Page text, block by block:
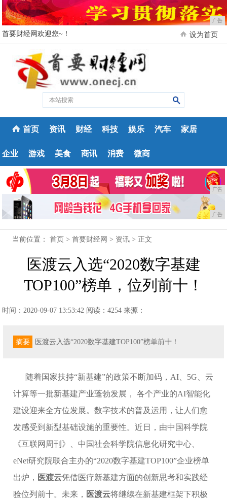
广告
首要财经网欢迎您~！ 设为首页
首页 资讯 财经 科技 娱乐 汽车 家居
企业 游戏 美食 商讯 消费 微商
广告
广告
当前位置：首页 >首要财经网 > 资讯 > 正文
医渡云入选“2020数字基建
TOP100”榜单，位列前十！
时间：2020-09-07 13:53:42 阅读：4254 来源：
摘要 医渡云入选“2020数字基建TOP100”榜单前十！
随着国家扶持“新基建”的政策不断加码，AI
5G、云
计算等一批新基建产业蓬勃发展， 各个产业的AI智能化
建设迎来全方位发展。数字技术的普及运用，让人们愈
发感受到新型基础设施的重要性。近日，由中国科学院
《互联网周刊》、中国社会科学院信息化研究中心、
eNet研究院联合主办的“2020数字基建TOP100”企业榜单
出炉， 医渡云凭借医疗新基建方面的创新思考和实践经
验位列前十。未来， 医渡云将继续在新基建框架下积极